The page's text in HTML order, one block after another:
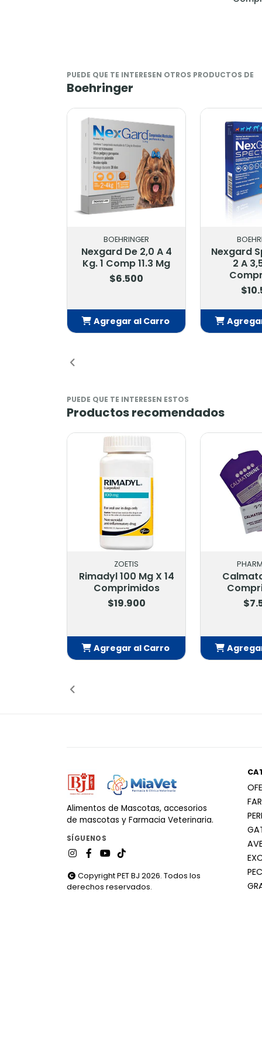
PUEDE QUE TE INTERESEN OTROS PRODUCTOS DE
Boehringer
BOEHRINGER
Nexgard Spectra De
2 A 3,5 Kg. 1
Comprimido
Agregar al Carro
Nexgard
Kg. 3
PUEDE QUE TE INTERESEN ESTOS
Productos recomendados
ZOETIS
Rimadyl 100 Mg X 14
Comprimidos
$19.900
Agregar al Carro
$7.500
Agregar
Alimentos de Mascotas, accesorios
de mascotas y Farmacia Veterinaria.
SÍGUENOS
Copyright PET BJ 2026. Todos los
derechos reservados.